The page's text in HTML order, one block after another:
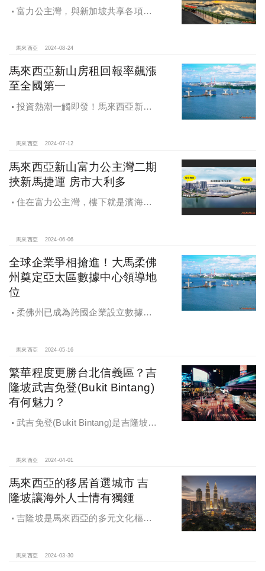
富力公主灣，與新加坡共享各項利
馬來西亞 2024-08-24
馬來西亞新山房租回報率飆漲
至全國第一
投資熱潮一觸即發！馬來西亞新山
馬來西亞 2024-07-12
馬來西亞新山富力公主灣二期
挾新馬捷運 房市大利多
住在富力公主灣，樓下就是濱海複
利。
馬來西亞 2024-06-06
全球企業爭相搶進！大馬柔佛
州奠定亞太區數據中心領導地
位
柔佛州已成為跨國企業設立數據中
馬來西亞 2024-05-16
繁華程度更勝台北信義區？吉
隆坡武吉免登(Bukit Bintang)
有何魅力？
武吉免登(Bukit Bintang)是吉隆坡最
稀缺。
馬來西亞 2024-04-01
馬來西亞的移居首選城市 吉
隆坡讓海外人士情有獨鍾
吉隆坡是馬來西亞的多元文化樞
馬來西亞 2024-03-30